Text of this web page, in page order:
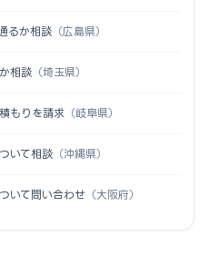
るか相談 （広島県）
相談 （埼玉県）
もりを請求 （岐阜県）
いて相談 （沖縄県）
いて問い合わせ （大阪府）